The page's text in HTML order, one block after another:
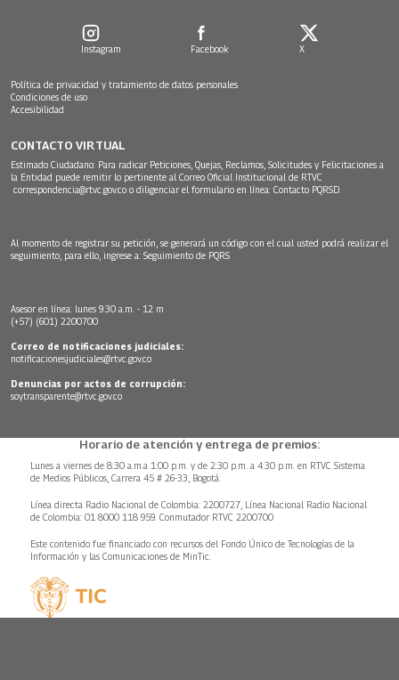
Instagram Facebook X
Política de privacidad y tratamiento de datos personales
Condiciones de uso
Accesibilidad
CONTACTO VIRTUAL
Estimado Ciudadano: Para radicar Peticiones, Quejas, Reclamos, Solicitudes y Felicitaciones a
la Entidad puede remitir lo pertinente al Correo Oficial Institucional de RTVC
correspondencia@rtvc.gov.co o diligenciar el formulario en línea: Contacto PQRSD.
Al momento de registrar su petición, se generará un código con el cual usted podrá realizar el
seguimiento, para ello, ingrese a: Seguimiento de PQRS
Asesor en línea: lunes 9:30 a.m. - 12 m
(+57) (601) 2200700
Correo de notificaciones judiciales:
notificacionesjudiciales@rtvc.gov.co
Denuncias por actos de corrupción:
soytransparente@rtvc.gov.co
Horario de atención y entrega de premios:
Lunes a viernes de 8:30 a.m.a 1:00 p.m. y de 2:30 p.m. a 4:30 p.m. en RTVC Sistema
de Medios Públicos, Carrera 45 # 26-33, Bogotá.
Línea directa Radio Nacional de Colombia: 2200727, Línea Nacional Radio Nacional
de Colombia: 01 8000 118 959. Conmutador RTVC 2200700
Este contenido fue financiado con recursos del Fondo Único de Tecnologías de la
Información y las Comunicaciones de MinTic.